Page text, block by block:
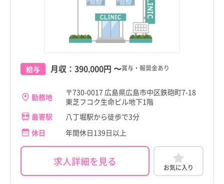
給与 月収： 390,000円 〜賞与・報奨金あり
勤務地
〒730-0017 広島県広島市中区鉄砲町7-18
東芝フコク生命ビル地下1階
最寄駅
八丁堀駅から徒歩で3分
休日
年間休日139日以上
求人詳細を見る お気に入り